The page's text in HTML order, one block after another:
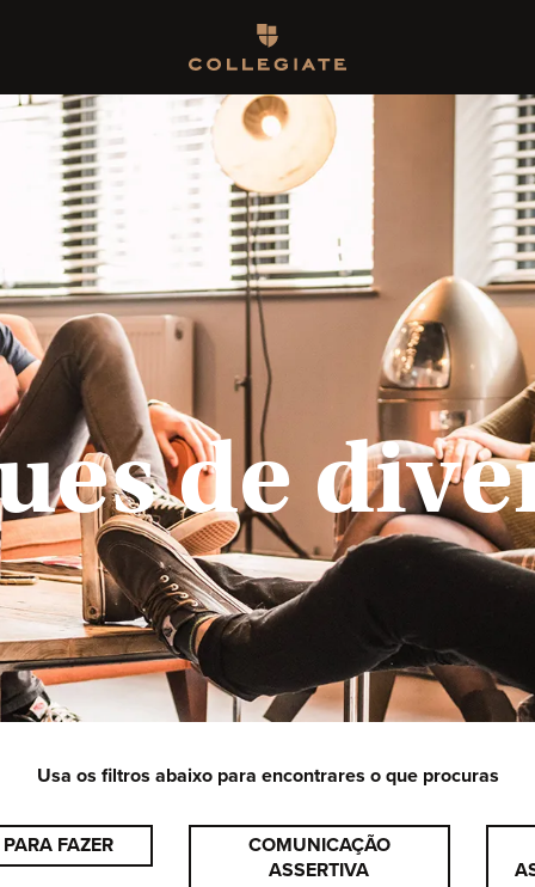
Homepage
de
Usa os filtros abaixo para encontrares o que procuras
FAZER
COMUNICAÇÃO
ASSERTIVA